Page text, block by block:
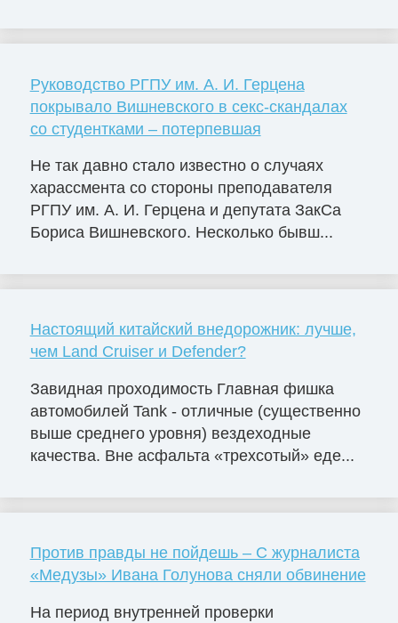
Руководство РГПУ им. А. И. Герцена
покрывало Вишневского в секс-скандалах
со студентками – потерпевшая
Не так давно стало известно о случаях
харассмента со стороны преподавателя
РГПУ им. А. И. Герцена и депутата ЗакСа
Бориса Вишневского. Несколько бывш...
Настоящий китайский внедорожник: лучше,
чем Land Cruiser и Defender?
Завидная проходимость Главная фишка
автомобилей Tank - отличные (существенно
выше среднего уровня) вездеходные
качества. Вне асфальта «трехсотый» еде...
Против правды не пойдешь – С журналиста
«Медузы» Ивана Голунова сняли обвинение
На период внутренней проверки